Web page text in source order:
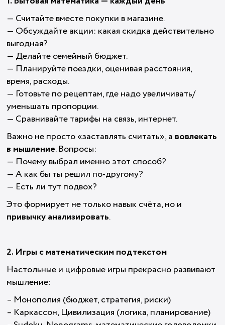
— Считайте вместе покупки в магазине.
— Обсуждайте акции: какая скидка действительно
выгодная?
— Делайте семейный бюджет.
— Планируйте поездки, оценивая расстояния,
время, расходы.
— Готовьте по рецептам, где надо увеличивать/
уменьшать пропорции.
— Сравнивайте тарифы на связь, интернет.
Важно не просто «заставлять считать», а вовлекать
в мышление. Вопросы:
— Почему выбрал именно этот способ?
— А как бы ты решил по-другому?
— Есть ли тут подвох?
Это формирует не только навык счёта, но и
привычку анализировать.
2. Игры с математическим подтекстом
Настольные и цифровые игры прекрасно развивают
мышление:
– Монополия (бюджет, стратегия, риски)
– Каркассон, Цивилизация (логика, планирование)